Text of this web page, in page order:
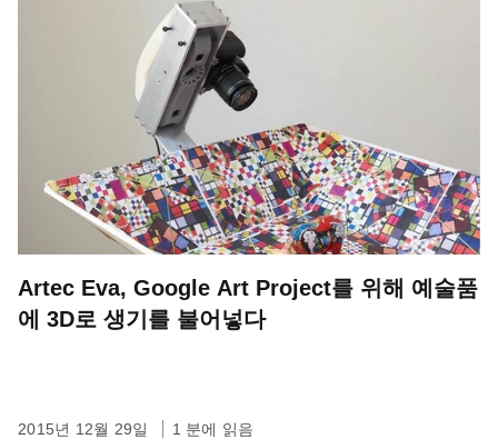
Artec Eva, Google Art Project를 위해 예술품
에 3D로 생기를 불어넣다
2015년 12월 29일 1 분에 읽음